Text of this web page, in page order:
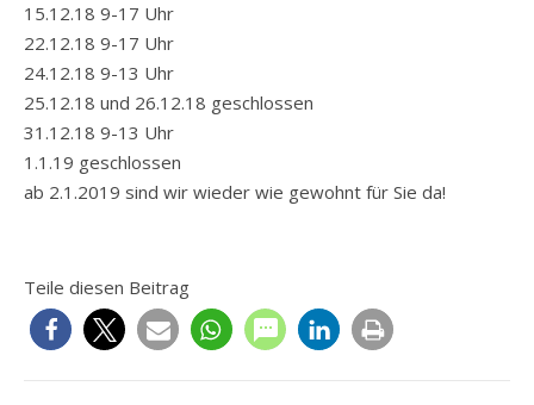
15.12.18 9-17 Uhr
22.12.18 9-17 Uhr
24.12.18 9-13 Uhr
25.12.18 und 26.12.18 geschlossen
31.12.18 9-13 Uhr
1.1.19 geschlossen
ab 2.1.2019 sind wir wieder wie gewohnt für Sie da!
Teile diesen Beitrag